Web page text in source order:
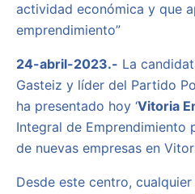
actividad económica y que
emprendimiento”
24-abril-2023.- La
Gasteiz y líder del Partido
ha presentado hoy ‘Vitoria
Integral de Emprendimiento
de nuevas empresas en
Desde este centro,